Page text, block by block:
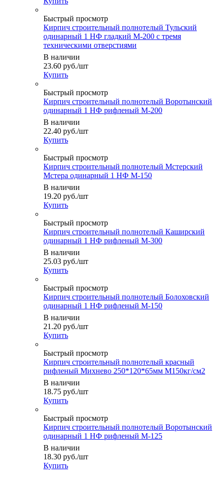
Быстрый просмотр
Кирпич строительный полнотелый Тульский
одинарный 1 НФ гладкий М-200 с тремя
техническими отверстиями
В наличии
23.60 руб./шт
Купить
Быстрый просмотр
Кирпич строительный полнотелый Воротынский
одинарный 1 НФ рифленый М-200
В наличии
22.40 руб./шт
Купить
Быстрый просмотр
Кирпич строительный полнотелый Мстерский
Мстера одинарный 1 НФ М-150
В наличии
19.20 руб./шт
Купить
Быстрый просмотр
Кирпич строительный полнотелый Каширский
одинарный 1 НФ рифленый М-300
В наличии
25.03 руб./шт
Купить
Быстрый просмотр
Кирпич строительный полнотелый Болоховский
одинарный 1 НФ рифленый М-150
В наличии
21.20 руб./шт
Купить
Быстрый просмотр
Кирпич строительный полнотелый красный
рифленый Михнево 250*120*65мм М150кг/см2
В наличии
18.75 руб./шт
Купить
Быстрый просмотр
Кирпич строительный полнотелый Воротынский
одинарный 1 НФ рифленый М-125
В наличии
18.30 руб./шт
Купить